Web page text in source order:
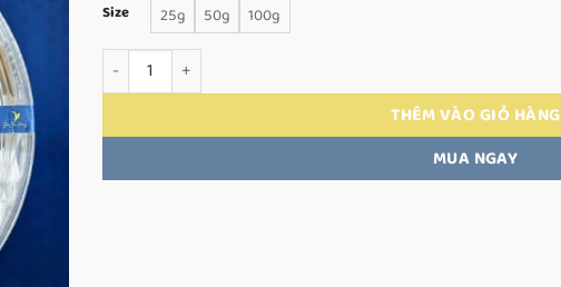
Size 25g 50g 100g
Tổ Yến Thô Loại 2 - AB Khánh Hòa số lượng
THÊM VÀO GIỎ HÀNG
MUA NGAY